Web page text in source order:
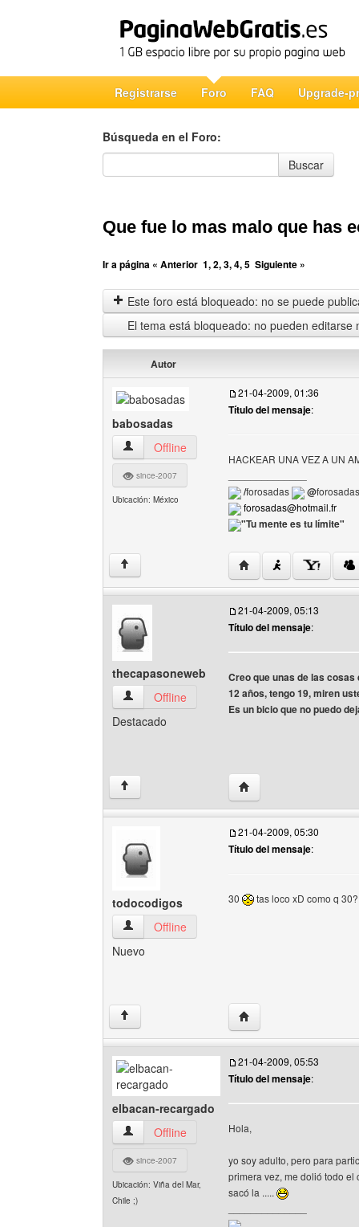
Registrarse Foro FAQ Upgrade-
Búsqueda en el Foro:
Búsqueda en el Foro
Buscar
Que fue lo mas malo que has
Ir a página « Anterior 1,2,3,4,5 Siguiente »
Este foro está bloqueado: no se puede
El tema está bloqueado: no pueden editarse
Autor
babosadas
babosadas Ver perfil del usuario
Offline
since-2007
Ubicación: México
21-04-2009, 01:36
Título del mensaje:
HACKEAR UNA VEZ A UN
/forosadas @forosadas
forosadas@hotmail.fr
"Tu mente es tu límite"
↑ Visitar sitio web del
thecapasoneweb
thecapasoneweb Ver perfil del usuario
Offline
Destacado
21-04-2009, 05:13
Título del mensaje:
Creo que unas de las
12 años, tengo 19, miren
Es un bicio que no puedo
↑ Visitar sitio web del
todocodigos
todocodigos Ver perfil del usuario
Offline
Nuevo
21-04-2009, 05:30
Título del mensaje:
30 tas loco xD como q 30?
↑ Visitar sitio web del
elbacan-recargado
elbacan-recargado Ver perfil del usuario
Offline
since-2007
Ubicación: Viña del Mar,
Chile ;)
21-04-2009, 05:53
Título del mensaje:
Hola,
yo soy adulto, pero para
primera vez, me dolió todo
sacó la .....